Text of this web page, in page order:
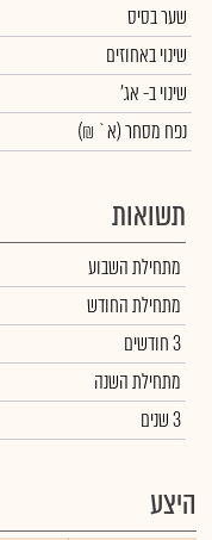
שער בסיס
שינוי באחוזים
שינויב- אג'
נפח מסחר(א` ₪)
תשואות
מתחילת השבוע
מתחילת החודש
3 חודשים
מתחילת השנה
3 שנים
היצע